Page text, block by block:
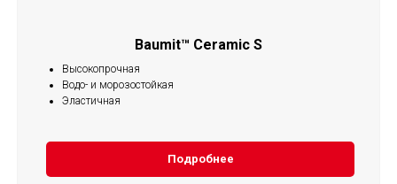
Baumit™ Ceramic S
Высокопрочная
Водо- и морозостойкая
Эластичная
Подробнее